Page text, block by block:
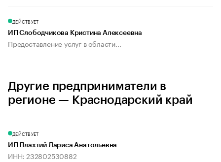
ДЕЙСТВУЕТ
ИП Слободчикова Кристина Алексеевна
Предоставление услуг в области...
Другие предприниматели в
регионе — Краснодарский край
ДЕЙСТВУЕТ
ИП Плахтий Лариса Анатольевна
ИНН: 232802530882